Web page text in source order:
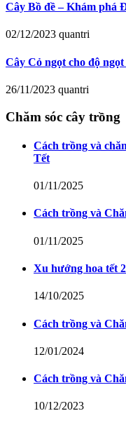
Cây Bồ đề – Khám phá
02/12/2023 quantri
Cây Cỏ ngọt cho độ
26/11/2023 quantri
Chăm sóc cây trồng
Cách trồng và
Tết
01/11/2025
Cách trồng và
01/11/2025
Xu hướng hoa tết
14/10/2025
Cách trồng và
12/01/2024
Cách trồng và
10/12/2023